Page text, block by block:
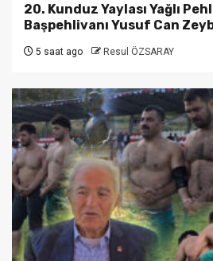
20. Kunduz Yaylası Yağlı
Başpehlivanı Yusuf Can
5 saat ago Resul ÖZSARAY